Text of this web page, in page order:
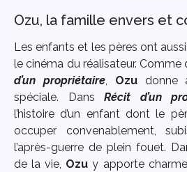
Ozu, la famille envers et
Les enfants et les pères ont
le cinéma du réalisateur. Comme
d’un propriétaire, Ozudonne
spéciale. Dans Récit d’un
l’histoire d’un enfant dont le
occuper convenablement,
l’après-guerre de plein fouet.
de la vie, Ozu y apporte